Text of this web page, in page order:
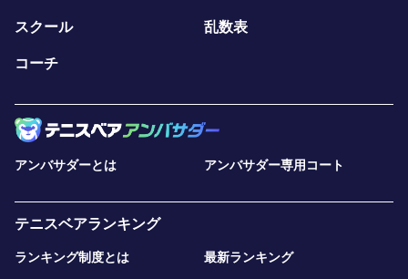
スクール 乱数表
コーチ
アンバサダーとは アンバサダー専用コート
テニスベアランキング
ランキング制度とは 最新ランキング